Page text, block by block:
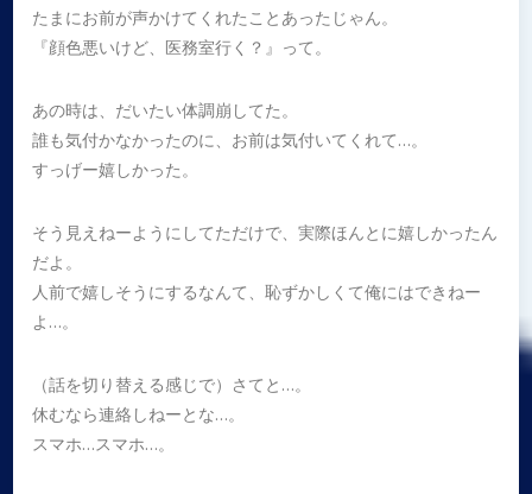
たまにお前が声かけてくれたことあったじゃん。
『顔色悪いけど、医務室行く？』って。
あの時は、だいたい体調崩してた。
誰も気付かなかったのに、お前は気付いてくれて…。
すっげー嬉しかった。
そう見えねーようにしてただけで、実際ほんとに嬉しかったん
だよ。
人前で嬉しそうにするなんて、恥ずかしくて俺にはできねー
よ…。
（話を切り替える感じで）さてと…。
休むなら連絡しねーとな…。
スマホ…スマホ…。